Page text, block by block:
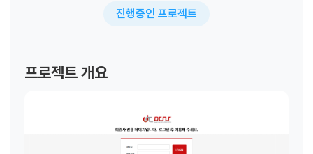
진행중인 프로젝트
프로젝트 개요